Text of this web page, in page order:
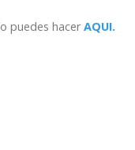
puedes hacerAQUI.